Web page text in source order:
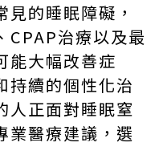
的睡眠障礙，
CPAP治療以及最
能大幅改善症
持續的個性化治
人正面對睡眠窒
業醫療建議，選